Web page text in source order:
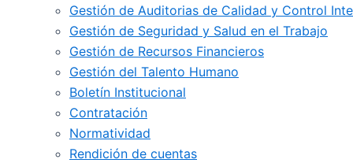
Gestión de Auditorias de Calidad y Control
Gestión de Seguridad y Salud en el Trabajo
Gestión de Recursos Financieros
Gestión del Talento Humano
Boletín Institucional
Contratación
Normatividad
Rendición de cuentas